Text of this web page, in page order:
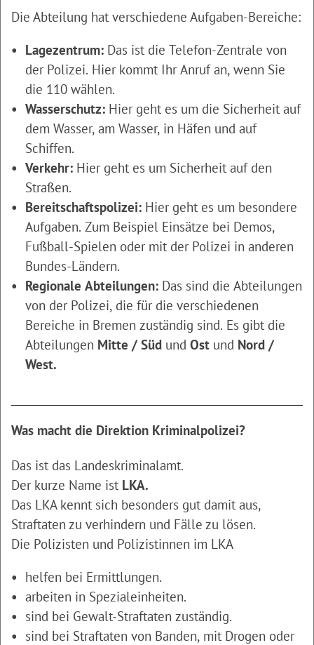
Die Abteilung hat verschiedene Aufgaben-Bereiche:
Lagezentrum: Das ist die Telefon-Zentrale von
der Polizei. Hier kommt Ihr Anruf an, wenn Sie
die 110 wählen.
Wasserschutz: Hier geht es um die Sicherheit auf
dem Wasser, am Wasser, in Häfen und auf
Schiffen.
Verkehr: Hier geht es um Sicherheit auf den
Straßen.
Bereitschaftspolizei: Hier geht es um besondere
Aufgaben. Zum Beispiel Einsätze bei Demos,
Fußball-Spielen oder mit der Polizei in anderen
Bundes-Ländern.
Regionale Abteilungen: Das sind die Abteilungen
von der Polizei, die für die verschiedenen
Bereiche in Bremen zuständig sind. Es gibt die
Abteilungen Mitte / Süd und Ost und Nord /
West.
Was macht die Direktion Kriminalpolizei?
Das ist das Landeskriminalamt.
Der kurze Name ist LKA.
Das LKA kennt sich besonders gut damit aus,
Straftaten zu verhindern und Fälle zu lösen.
Die Polizisten und Polizistinnen im LKA
helfen bei Ermittlungen.
arbeiten in Spezialeinheiten.
sind bei Gewalt-Straftaten zuständig.
sind bei Straftaten von Banden, mit Drogen oder